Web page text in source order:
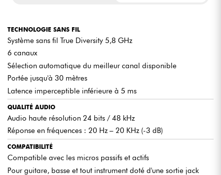
TECHNOLOGIE SANS FIL
Système sans fil True Diversity 5,8 GHz
6 canaux
Sélection automatique du meilleur canal disponible
Portée jusqu'à 30 mètres
Latence imperceptible inférieure à 5 ms
QUALITÉ AUDIO
Audio haute résolution 24 bits / 48 kHz
Réponse en fréquences : 20 Hz – 20 KHz (-3 dB)
COMPATIBILITÉ
Compatible avec les micros passifs et actifs
Pour guitare, basse et tout instrument doté d'une sortie jack